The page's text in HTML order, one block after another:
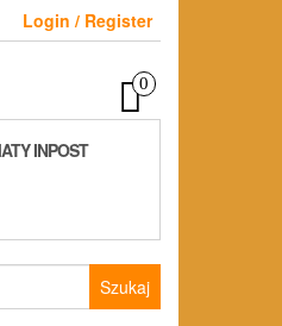
Login / Register
0
INPOST